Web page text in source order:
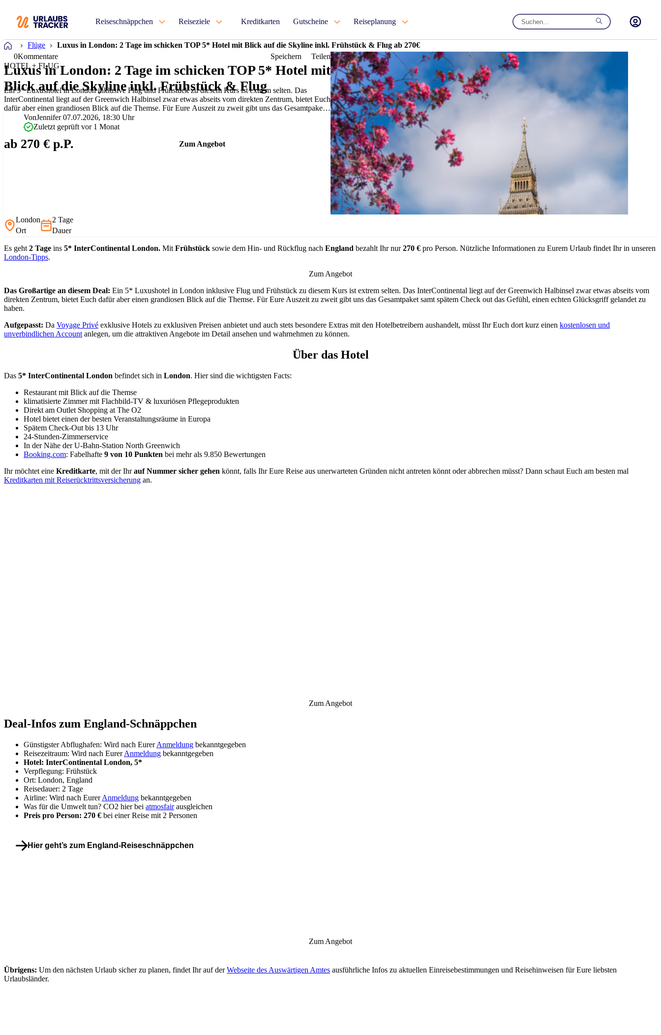
Reiseschnäppchen Reiseziele Kreditkarten Gutscheine Reiseplanung
Startseite
Flüge
Luxus in London: 2 Tage im schicken TOP 5* Hotel mit Blick auf die Skyline inkl. Frühstück & Flug ab 270€
0Kommentare Speichern
Teilen
HOTEL + FLUG
Luxus in London: 2 Tage im schicken TOP 5* Hotel mit
Blick auf die Skyline inkl. Frühstück & Flug
Ein 5* Luxushotel in London inklusive Flug und Frühstück zu diesem Kurs ist extrem selten. Das
InterContinental liegt auf der Greenwich Halbinsel zwar etwas abseits vom direkten Zentrum, bietet Euch
dafür aber einen grandiosen Blick auf die Themse. Für Eure Auszeit zu zweit gibt uns das Gesamtpaket
samt spätem Check out das…
VonJennifer 07.07.2026, 18:30 Uhr
Zuletzt geprüft vor 1 Monat
ab 270 € p.P. Zum Angebot
London
Ort
2 Tage
Dauer
Es geht 2 Tage ins 5* InterContinental London. Mit Frühstück sowie dem Hin- und Rückflug nach England bezahlt Ihr nur270 € pro Person. Nützliche Informationen zu Eurem Urlaub findet Ihr in unseren
London-Tipps.
Zum Angebot
Das Großartige an diesem Deal: Ein 5* Luxushotel in London inklusive Flug und Frühstück zu diesem Kurs ist extrem selten. Das InterContinental liegt auf der Greenwich Halbinsel zwar etwas abseits vom
direkten Zentrum, bietet Euch dafür aber einen grandiosen Blick auf die Themse. Für Eure Auszeit zu zweit gibt uns das Gesamtpaket samt spätem Check out das Gefühl, einen echten Glücksgriff gelandet zu
haben.
Aufgepasst: Da Voyage Privé exklusive Hotels zu exklusiven Preisen anbietet und auch stets besondere Extras mit den Hotelbetreibern aushandelt, müsst Ihr Euch dort kurz einen kostenlosen und
unverbindlichen Account anlegen, um die attraktiven Angebote im Detail ansehen und wahrnehmen zu können.
Über das Hotel
Das 5* InterContinental London befindet sich in London. Hier sind die wichtigsten Facts:
Restaurant mit Blick auf die Themse
klimatisierte Zimmer mit Flachbild-TV & luxuriösen Pflegeprodukten
Direkt am Outlet Shopping at The O2
Hotel bietet einen der besten Veranstaltungsräume in Europa
Spätem Check-Out bis 13 Uhr
24-Stunden-Zimmerservice
In der Nähe der U-Bahn-Station North Greenwich
Booking.com: Fabelhafte 9 von 10 Punkten bei mehr als 9.850 Bewertungen
Ihr möchtet eine Kreditkarte, mit der Ihrauf Nummer sicher gehen könnt, falls Ihr Eure Reise aus unerwarteten Gründen nicht antreten könnt oder abbrechen müsst? Dann schaut Euch am besten mal
Kreditkarten mit Reiserücktrittsversicherung an.
Zum Angebot
Deal-Infos zum England-Schnäppchen
Günstigster Abflughafen: Wird nach EurerAnmeldung bekanntgegeben
Reisezeitraum: Wird nach EurerAnmeldung bekanntgegeben
Hotel: InterContinental London, 5*
Verpflegung: Frühstück
Ort: London, England
Reisedauer: 2 Tage
Airline: Wird nach EurerAnmeldung bekanntgegeben
Was für die Umwelt tun? CO2 hier bei atmosfairausgleichen
Preis pro Person: 270 € bei einer Reise mit 2 Personen
Hier geht’s zum England-Reiseschnäppchen
Zum Angebot
Übrigens: Um den nächsten Urlaub sicher zu planen, findet Ihr auf derWebseite des Auswärtigen Amtes ausführliche Infos zu aktuellen Einreisebestimmungen und Reisehinweisen für Eure liebsten
Urlaubsländer.